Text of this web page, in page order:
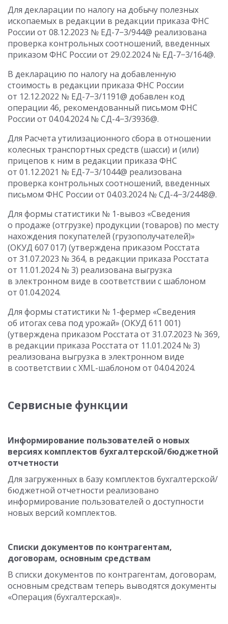
Для декларации по налогу на добычу полезных
ископаемых в редакции в редакции приказа ФНС
России от 08.12.2023 № ЕД-7−3/944@ реализована
проверка контрольных соотношений, введенных
приказом ФНС России от 29.02.2024№ ЕД-7−3/164@.
В декларацию по налогу на добавленную
стоимость в редакции приказа ФНС России
от 12.12.2022 № ЕД-7−3/1191@ добавлен код
операции 46, рекомендованный письмом ФНС
России от 04.04.2024№ СД-4−3/3936@.
Для Расчета утилизационного сбора в отношении
колесных транспортных средств (шасси) и (или)
прицепов к ним в редакции приказа ФНС
от 01.12.2021 № ЕД-7−3/1044@ реализована
проверка контрольных соотношений, введенных
письмом ФНС России от 04.03.2024№ СД-4−3/2448@.
Для формы статистики № 1-вывоз «Сведения
о продаже (отгрузке) продукции (товаров) по месту
нахождения покупателей (грузополучателей)»
(ОКУД 607 017) (утверждена приказом Росстата
от 31.07.2023 № 364, в редакции приказа Росстата
от 11.01.2024№ 3) реализована выгрузка
в электронном виде в соответствии с шаблоном
от 01.04.2024.
Для формы статистики № 1-фермер «Сведения
об итогах сева под урожай» (ОКУД 611 001)
(утверждена приказом Росстата от 31.07.2023 № 369,
в редакции приказа Росстата от 11.01.2024№ 3)
реализована выгрузка в электронном виде
в соответствии с XML-шаблоном от 04.04.2024.
Сервисные функции
Информирование пользователей о новых
версиях комплектов бухгалтерской/бюджетной
отчетности
Для загруженных в базу комплектов бухгалтерской/
бюджетной отчетности реализовано
информирование пользователей о доступности
новых версий комплектов.
Списки документов по контрагентам,
договорам, основным средствам
В списки документов по контрагентам, договорам,
основным средствам теперь выводятся документы
«Операция (бухгалтерская)».